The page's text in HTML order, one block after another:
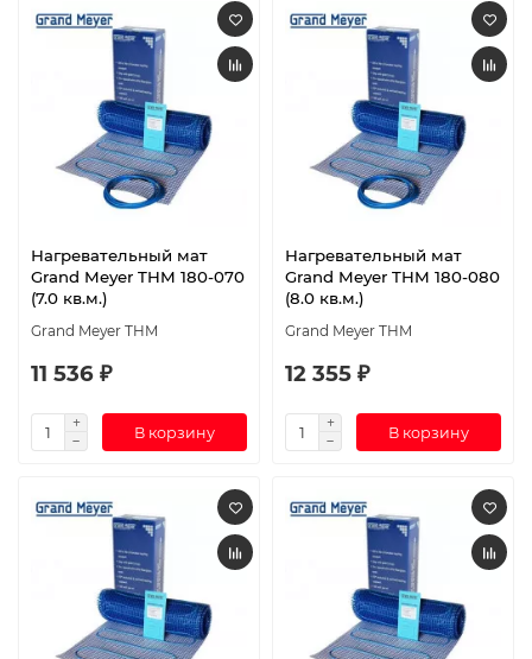
Нагревательный мат
Grand Meyer THM 180-070
(7.0 кв.м.)
Grand Meyer THM
11 536 ₽
В корзину
Нагревательный мат
Grand Meyer THM 180-080
(8.0 кв.м.)
Grand Meyer THM
12 355 ₽
В корзину